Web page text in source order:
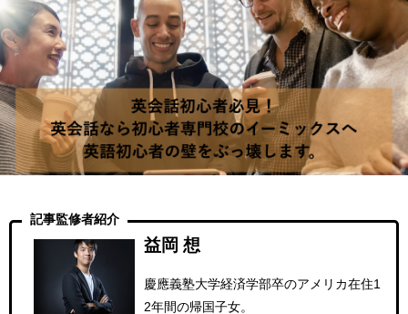
記事監修者紹介
益岡 想
慶應義塾大学経済学部卒のアメリカ在住1
2年間の帰国子女。